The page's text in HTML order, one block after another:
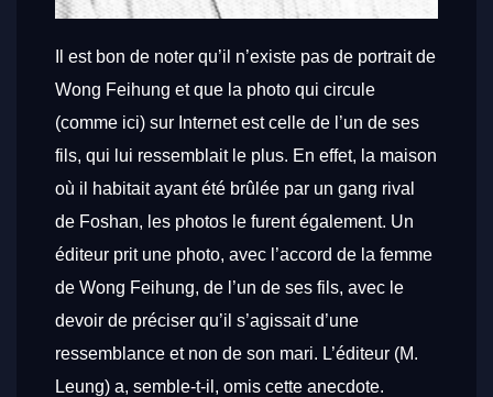
Il est bon de noter qu’il n’existe pas de portrait de
Wong Feihung et que la photo qui circule
(comme ici) sur Internet est celle de l’un de ses
fils, qui lui ressemblait le plus. En effet, la maison
où il habitait ayant été brûlée par un gang rival
de Foshan, les photos le furent également. Un
éditeur prit une photo, avec l’accord de la femme
de Wong Feihung, de l’un de ses fils, avec le
devoir de préciser qu’il s’agissait d’une
ressemblance et non de son mari. L’éditeur (M.
Leung) a, semble-t-il, omis cette anecdote.